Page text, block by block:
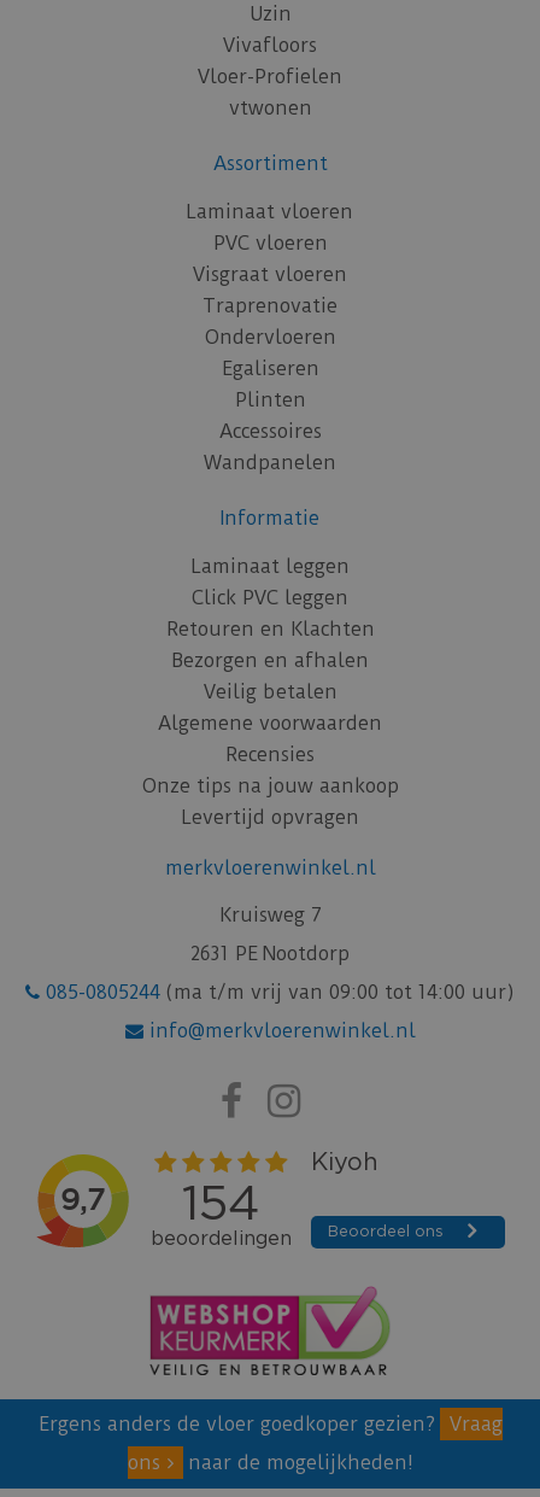
Uzin
Vivafloors
Vloer-Profielen
vtwonen
Assortiment
Laminaat vloeren
PVC vloeren
Visgraat vloeren
Traprenovatie
Ondervloeren
Egaliseren
Plinten
Accessoires
Wandpanelen
Informatie
Laminaat leggen
Click PVC leggen
Retouren en Klachten
Bezorgen en afhalen
Veilig betalen
Algemene voorwaarden
Recensies
Onze tips na jouw aankoop
Levertijd opvragen
merkvloerenwinkel.nl
Kruisweg 7
2631 PE Nootdorp
085-0805244 (ma t/m vrij van 09:00 tot 14:00 uur)
info@merkvloerenwinkel.nl
Ergens anders de vloer goedkoper gezien?
Vraag
ons
naar de mogelijkheden!